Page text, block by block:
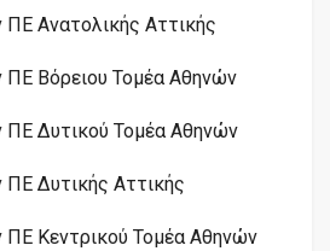
Ανατολικής Αττικής
Βόρειου Τομέα Αθηνών
Δυτικού Τομέα Αθηνών
Δυτικής Αττικής
Κεντρικού Τομέα Αθηνών